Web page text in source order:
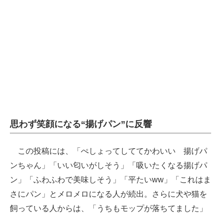
思わず笑顔になる“揚げパン”に反響
この投稿には、「ぺしょってしててかわいい 揚げパ
ンちゃん」「いい匂いがしそう」「吸いたくなる揚げパ
ン」「ふわふわで美味しそう」「平たいww」「これはま
さにパン」とメロメロになる人が続出。さらに犬や猫を
飼っている人からは、「うちもモップが落ちてました」